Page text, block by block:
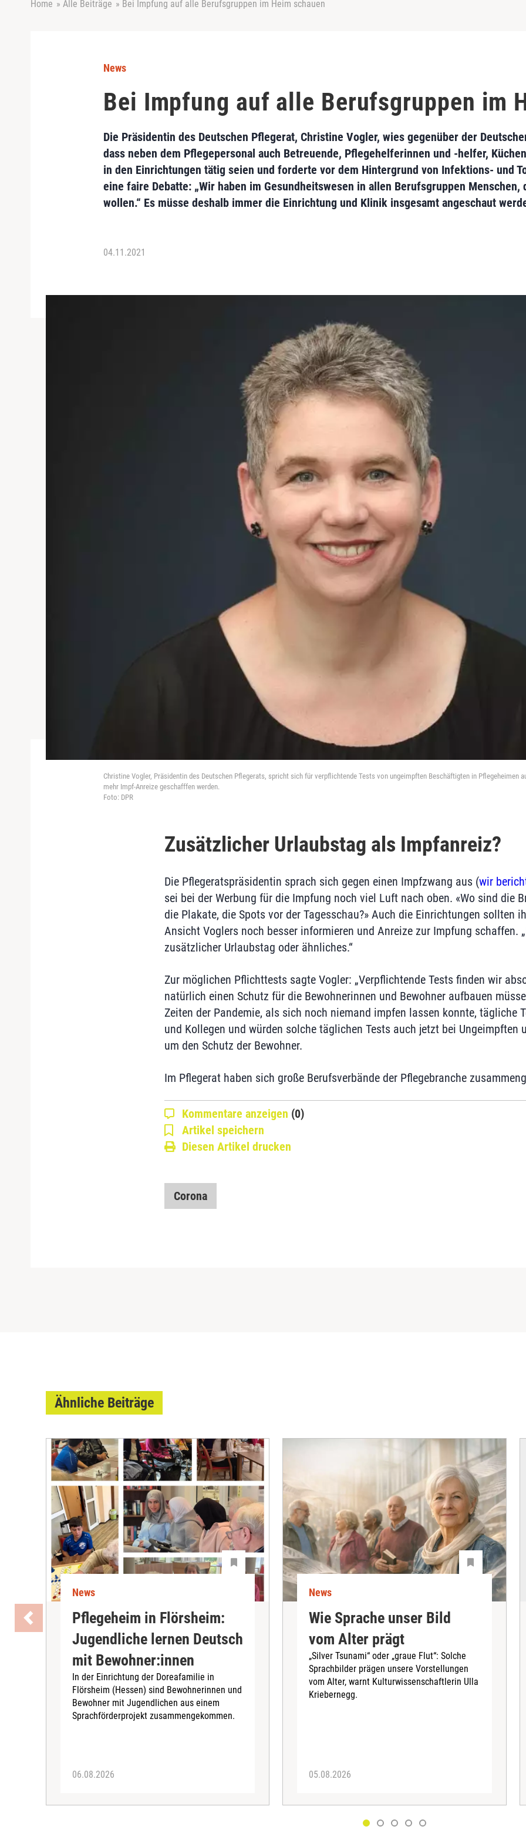
Home » Alle Beiträge » Bei Impfung auf alle Berufsgruppen im Heim schauen
News
Bei Impfung auf alle Berufsgruppen im
Die Präsidentin des Deutschen Pflegerat, Christine Vogler, wies gegenüber der
dass neben dem Pflegepersonal auch Betreuende, Pflegehelferinnen und -helfer,
in den Einrichtungen tätig seien und forderte vor dem Hintergrund von Infektions- und
eine faire Debatte: „Wir haben im Gesundheitswesen in allen Berufsgruppen
wollen.“ Es müsse deshalb immer die Einrichtung und Klinik insgesamt angeschaut
04.11.2021
Christine Vogler, Präsidentin des Deutschen Pflegerats, spricht sich für verpflichtende Tests von ungeimpften Beschäftigten in Pflegeheimen
mehr Impf-Anreize geschafffen werden.
Foto: DPR
Zusätzlicher Urlaubstag als Impfanreiz?
Die Pflegeratspräsidentin sprach sich gegen einen Impfzwang aus (wir
sei bei der Werbung für die Impfung noch viel Luft nach oben. «Wo sind die
die Plakate, die Spots vor der Tagesschau?» Auch die Einrichtungen sollten
Ansicht Voglers noch besser informieren und Anreize zur Impfung schaffen.
zusätzlicher Urlaubstag oder ähnliches.“
Zur möglichen Pflichttests sagte Vogler: „Verpflichtende Tests finden wir
natürlich einen Schutz für die Bewohnerinnen und Bewohner aufbauen
Zeiten der Pandemie, als sich noch niemand impfen lassen konnte, tägliche
und Kollegen und würden solche täglichen Tests auch jetzt bei Ungeimpften
um den Schutz der Bewohner.
Im Pflegerat haben sich große Berufsverbände der Pflegebranche
Kommentare anzeigen (0)
Artikel speichern
Diesen Artikel drucken
Corona
Ähnliche Beiträge
News
Pflegeheim in Flörsheim:
Jugendliche lernen Deutsch
mit Bewohner:innen
In der Einrichtung der Doreafamilie in
Flörsheim (Hessen) sind Bewohnerinnen und
Bewohner mit Jugendlichen aus einem
Sprachförderprojekt zusammengekommen.
06.08.2026
News
Wie Sprache unser Bild
vom Alter prägt
„Silver Tsunami“ oder „graue Flut“: Solche
Sprachbilder prägen unsere Vorstellungen
vom Alter, warnt Kulturwissenschaftlerin Ulla
Kriebernegg.
05.08.2026